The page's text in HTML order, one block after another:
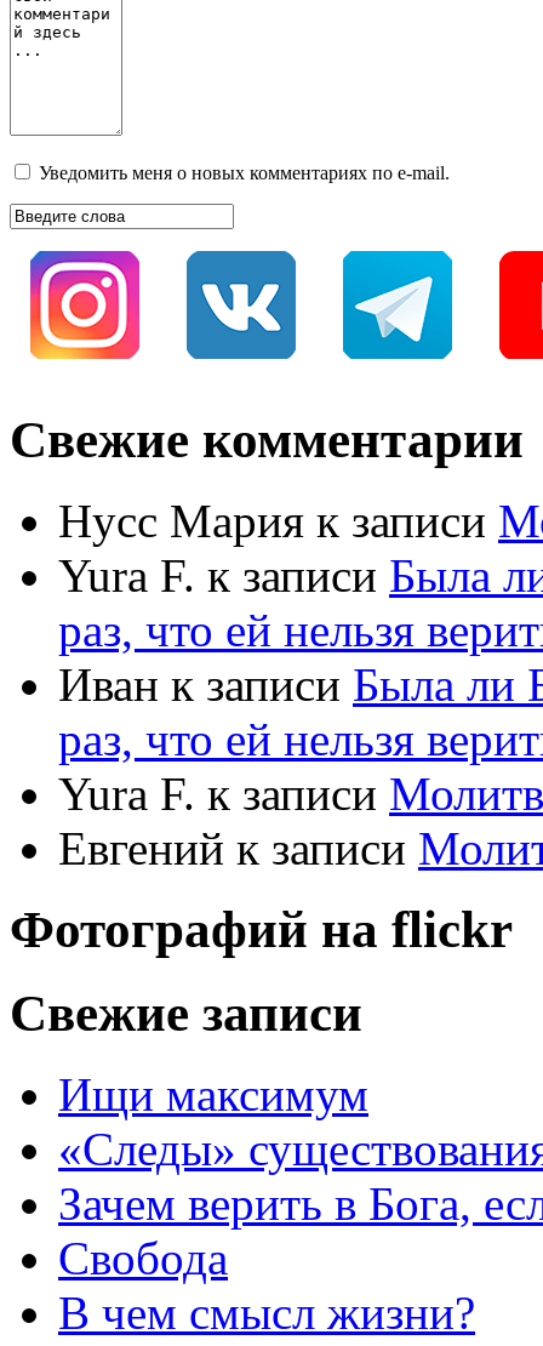
Уведомить меня о новых комментариях по e-mail.
Свежие комментарии
Нусс Мария к записи
Yura F. к записи Была
раз, что ей нельзя
Иван к записи Была ли
раз, что ей нельзя
Yura F. к записи
Евгений к записи
Фотографий на flickr
Свежие записи
Ищи максимум
«Следы»
Зачем верить в Бога,
Свобода
В чем смысл жизни?